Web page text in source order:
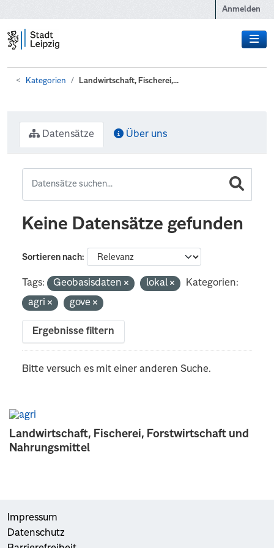
Anmelden
Kategorien Landwirtschaft, Fischerei,...
Landwirtschaft, Fischerei, Forstwirtschaft und
Nahrungsmittel
Datensätze Über uns
Keine Datensätze gefunden
Sortieren nach
Tags: Geobasisdaten lokal
Kategorien:
agri
gove
Ergebnisse filtern
Bitte versuch es mit einer anderen Suche.
Impressum
Datenschutz